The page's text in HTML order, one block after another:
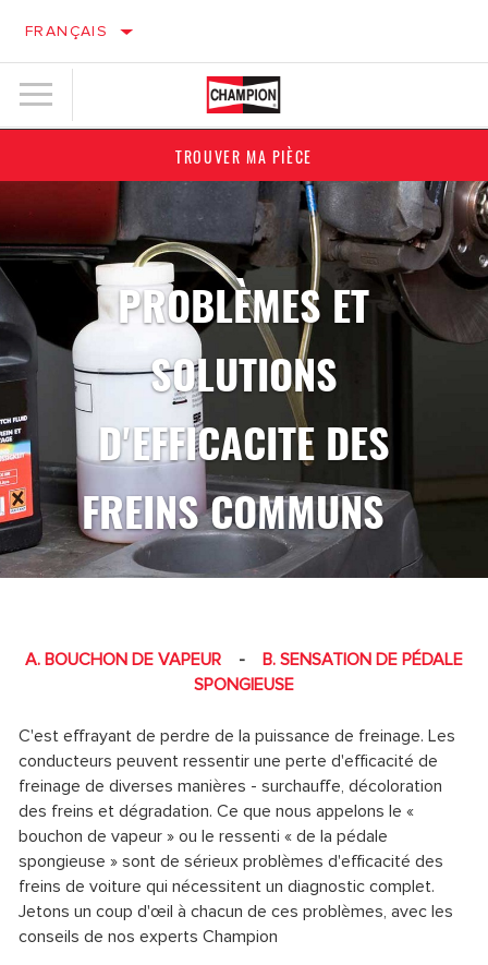
FRANÇAIS
TROUVER MA PIÈCE
PROBLÈMES ET
SOLUTIONS
D'EFFICACITE DES
FREINS COMMUNS
A. BOUCHON DE VAPEUR - B. SENSATION DE PÉDALE
SPONGIEUSE
C'est effrayant de perdre de la puissance de freinage. Les
conducteurs peuvent ressentir une perte d'efficacité de
freinage de diverses manières - surchauffe, décoloration
des freins et dégradation. Ce que nous appelons le «
bouchon de vapeur » ou le ressenti « de la pédale
spongieuse » sont de sérieux problèmes d'efficacité des
freins de voiture qui nécessitent un diagnostic complet.
Jetons un coup d'œil à chacun de ces problèmes, avec les
conseils de nos experts Champion